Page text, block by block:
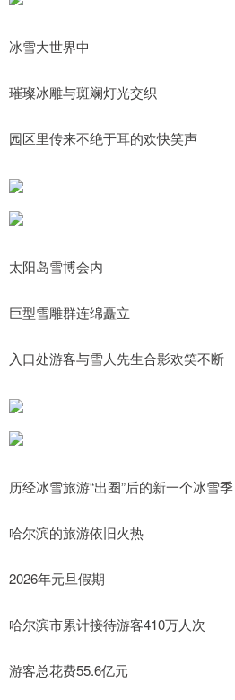
冰雪大世界中
璀璨冰雕与斑斓灯光交织
园区里传来不绝于耳的欢快笑声
太阳岛雪博会内
巨型雪雕群连绵矗立
入口处游客与雪人先生合影欢笑不断
历经冰雪旅游“出圈”后的新一个冰雪季
哈尔滨的旅游依旧火热
2026年元旦假期
哈尔滨市累计接待游客410万人次
游客总花费55.6亿元